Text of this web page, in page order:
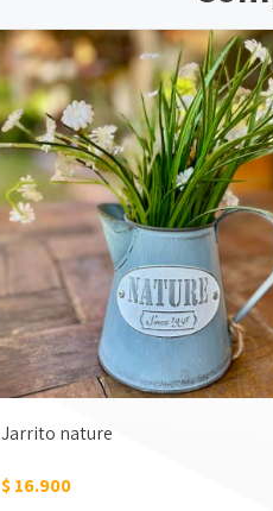
Jarrito nature
$ 16.900